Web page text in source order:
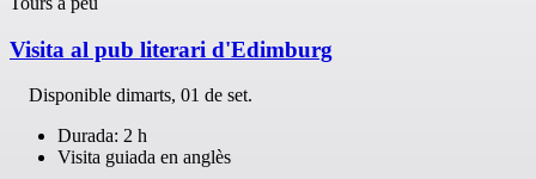
Visita al pub literari d'Edimburg
Disponible dimarts, 01 de set.
Durada: 2 h
Visita guiada en anglès